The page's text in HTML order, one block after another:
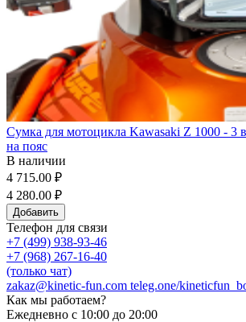
Сумка для мотоцикла Kawasaki Z 1000 - 3
на пояс
В наличии
4 715.00 ₽
4 280.00 ₽
Добавить
Телефон для связи
+7 (499) 938-93-46
+7 (968) 267-16-40
(только чат)
zakaz@kinetic-fun.com teleg.one/
Как мы работаем?
Ежедневно с 10:00 до 20:00